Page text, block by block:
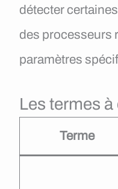
détecter
des processeurs
paramètres
Les termes
Terme